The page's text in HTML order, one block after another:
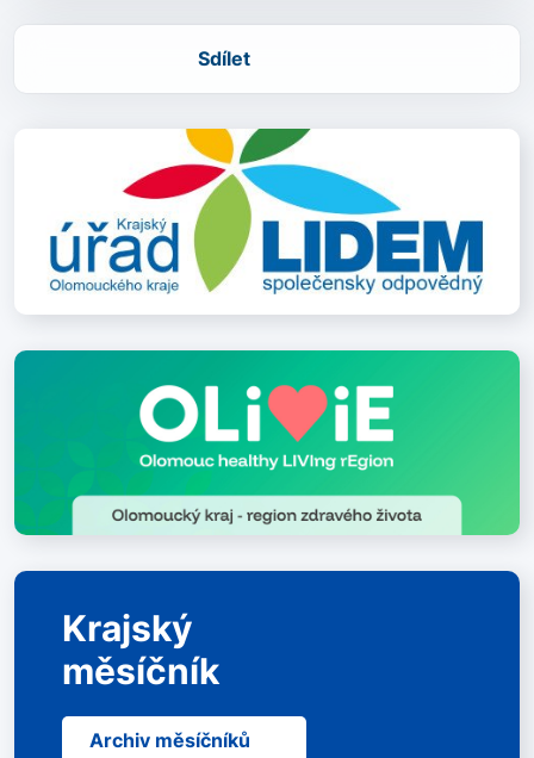
Sdílet
Krajský
měsíčník
Archiv měsíčníků